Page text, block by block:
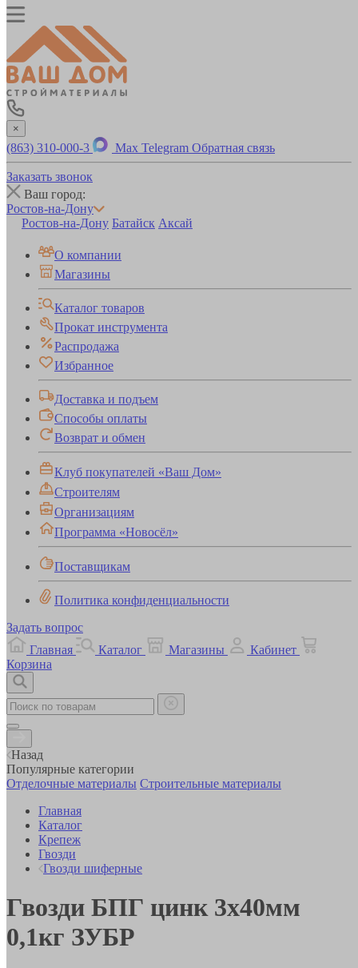
×
(863) 310-000-3 Max Telegram Обратная связь
Заказать звонок
Ваш город:
Ростов-на-Дону
Ростов-на-Дону Батайск Аксай
О компании
Магазины
Каталог товаров
Прокат инструмента
Распродажа
Избранное
Доставка и подъем
Способы оплаты
Возврат и обмен
Клуб покупателей «Ваш Дом»
Строителям
Организациям
Программа «Новосёл»
Поставщикам
Политика конфиденциальности
Задать вопрос
Главная
Каталог Магазины
Кабинет
Корзина
Назад
Популярные категории
Отделочные материалы Строительные материалы
Главная
Каталог
Крепеж
Гвозди
Гвозди шиферные
Гвозди БПГ цинк 3х40мм
0,1кг ЗУБР